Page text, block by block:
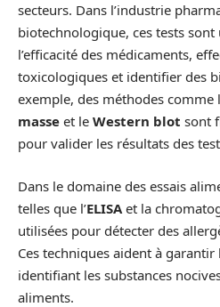
secteurs. Dans l’industrie
biotechnologique, ces tests
l’efficacité des médicaments,
toxicologiques et identifier des
exemple, des méthodes comme
masse et le Western blot sont
pour valider les résultats des
Dans le domaine des essais
telles que l’ELISA et la
utilisées pour détecter des
Ces techniques aident à
identifiant les substances
aliments.